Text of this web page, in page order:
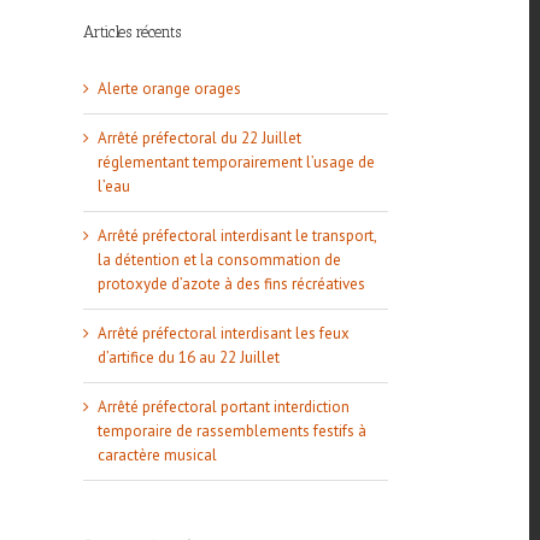
Articles récents
Alerte orange orages
Arrêté préfectoral du 22 Juillet
réglementant temporairement l’usage de
l’eau
Arrêté préfectoral interdisant le transport,
la détention et la consommation de
protoxyde d’azote à des fins récréatives
Arrêté préfectoral interdisant les feux
d’artifice du 16 au 22 Juillet
Arrêté préfectoral portant interdiction
temporaire de rassemblements festifs à
caractère musical